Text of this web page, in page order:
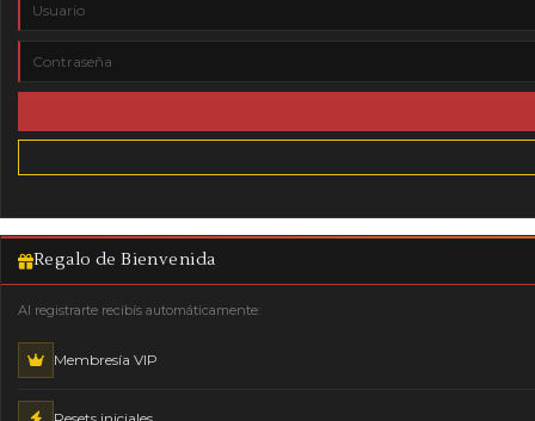
Regalo de Bienvenida
Al registrarte recibís automáticamente:
Membresía VIP